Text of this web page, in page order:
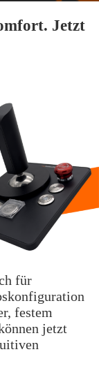
Jetzt
für
festem
jetzt